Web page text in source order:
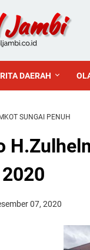
DAERAH
SUNGAI PENUH
07, 2020